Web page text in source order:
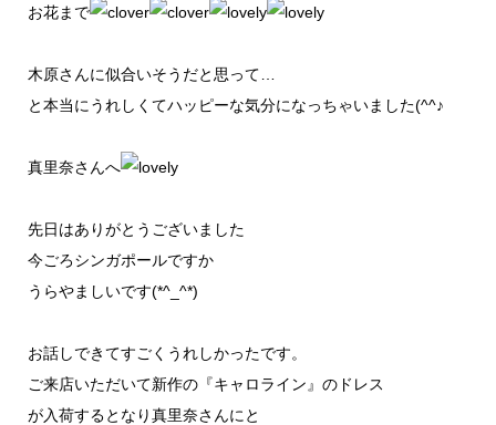
お花まで
木原さんに似合いそうだと思って…
と本当にうれしくてハッピーな気分になっちゃいました(^^♪
真里奈さんへ
先日はありがとうございました
今ごろシンガポールですか
うらやましいです(*^_^*)
お話しできてすごくうれしかったです。
ご来店いただいて新作の『キャロライン』のドレス
が入荷するとなり真里奈さんにと